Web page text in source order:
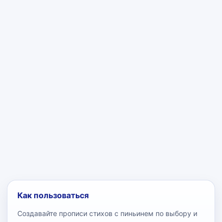
Как пользоваться
Создавайте прописи стихов с пиньинем по выбору и